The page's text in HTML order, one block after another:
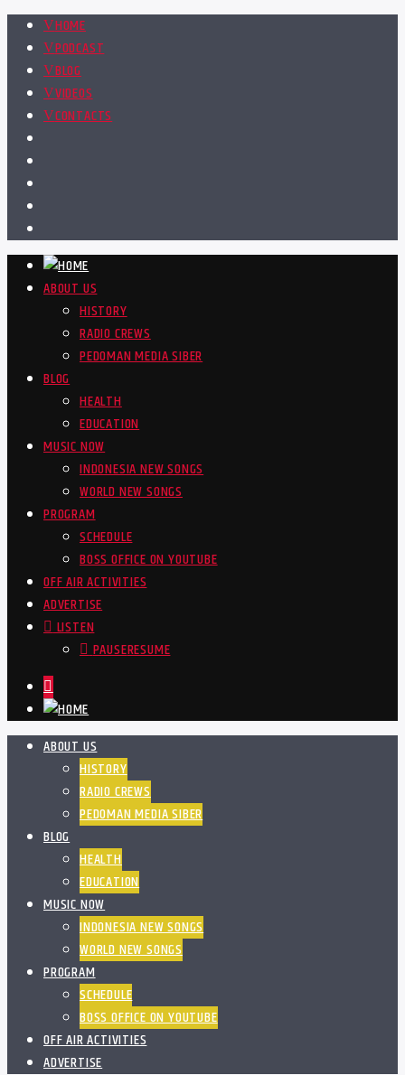
HOME
PODCAST
BLOG
VIDEOS
CONTACTS
ABOUT US
HISTORY
RADIO CREWS
PEDOMAN MEDIA SIBER
BLOG
HEALTH
EDUCATION
MUSIC NOW
INDONESIA NEW SONGS
WORLD NEW SONGS
PROGRAM
SCHEDULE
BOSS OFFICE ON YOUTUBE
OFF AIR ACTIVITIES
ADVERTISE
LISTEN
PAUSERESUME
ABOUT US
HISTORY
RADIO CREWS
PEDOMAN MEDIA SIBER
BLOG
HEALTH
EDUCATION
MUSIC NOW
INDONESIA NEW SONGS
WORLD NEW SONGS
PROGRAM
SCHEDULE
BOSS OFFICE ON YOUTUBE
OFF AIR ACTIVITIES
ADVERTISE